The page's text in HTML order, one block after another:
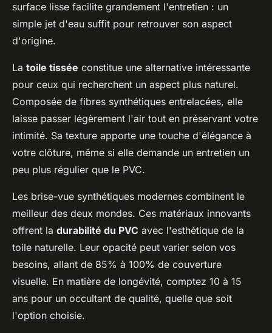
surface lisse facilite grandement l'entretien : un
simple jet d'eau suffit pour retrouver son aspect
d'origine.
La toile tissée constitue une alternative intéressante
pour ceux qui recherchent un aspect plus naturel.
Composée de fibres synthétiques entrelacées, elle
laisse passer légèrement l'air tout en préservant votre
intimité. Sa texture apporte une touche d'élégance à
votre clôture, même si elle demande un entretien un
peu plus régulier que le PVC.
Les brise-vue synthétiques modernes combinent le
meilleur des deux mondes. Ces matériaux innovants
offrent la durabilité du PVC avec l'esthétique de la
toile naturelle. Leur opacité peut varier selon vos
besoins, allant de 85% à 100% de couverture
visuelle. En matière de longévité, comptez 10 à 15
ans pour un occultant de qualité, quelle que soit
l'option choisie.